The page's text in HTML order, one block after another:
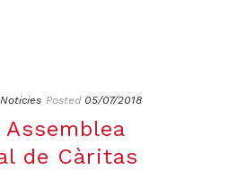
Noticies Posted 05/07/2018
Assemblea
de Càritas